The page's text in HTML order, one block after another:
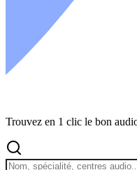
Trouvez en 1 clic le bon